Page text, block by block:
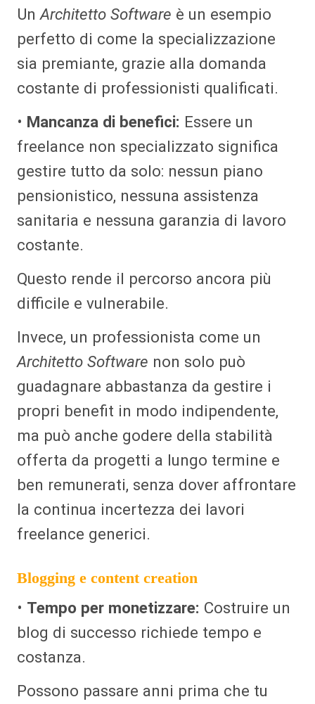
UnArchitetto Software è un esempio
perfetto di come la specializzazione
sia premiante, grazie alla domanda
costante di professionisti qualificati.
• Mancanza di benefici: Essere un
freelance non specializzato significa
gestire tutto da solo: nessun piano
pensionistico, nessuna assistenza
sanitaria e nessuna garanzia di lavoro
costante.
Questo rende il percorso ancora più
difficile e vulnerabile.
Invece, un professionista come un
Architetto Software non solo può
guadagnare abbastanza da gestire i
propri benefit in modo indipendente,
ma può anche godere della stabilità
offerta da progetti a lungo termine e
ben remunerati, senza dover affrontare
la continua incertezza dei lavori
freelance generici.
Blogging e content creation
• Tempo per monetizzare: Costruire un
blog di successo richiede tempo e
costanza.
Possono passare anni prima che tu